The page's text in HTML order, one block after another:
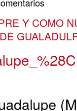
Y COMO